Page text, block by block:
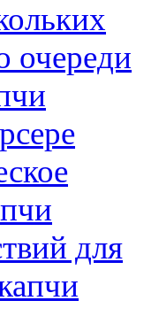
очереди
для